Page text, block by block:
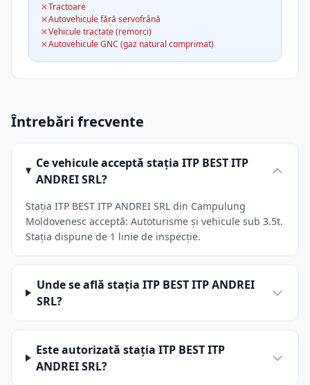
Tractoare
Autovehicule fără servofrână
Vehicule tractate (remorci)
Autovehicule GNC (gaz natural comprimat)
Întrebări frecvente
Ce vehicule acceptă stația ITP BEST ITP
ANDREI SRL?
Stația ITP BEST ITP ANDREI SRL din Campulung
Moldovenesc acceptă: Autoturisme și vehicule sub 3.5t.
Stația dispune de 1 linie de inspecție.
Unde se află stația ITP BEST ITP ANDREI
SRL?
Este autorizată stația ITP BEST ITP
ANDREI SRL?